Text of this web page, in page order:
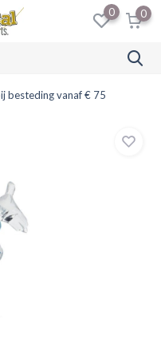
0 0
besteding vanaf € 75